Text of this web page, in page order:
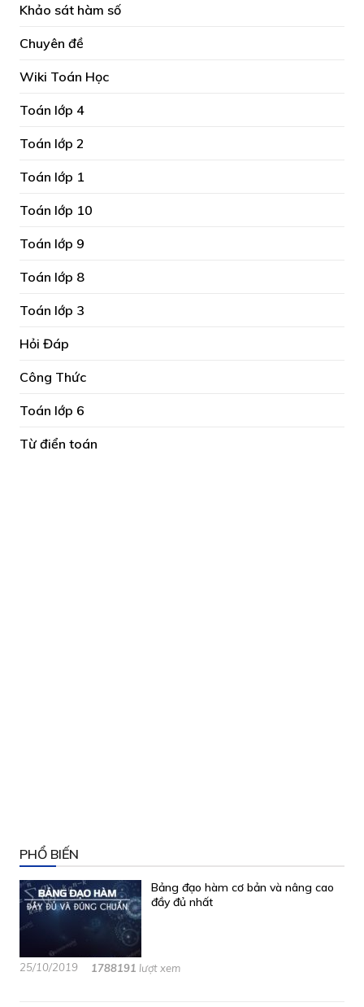
Khảo sát hàm số
Chuyên đề
Wiki Toán Học
Toán lớp 4
Toán lớp 2
Toán lớp 1
Toán lớp 10
Toán lớp 9
Toán lớp 8
Toán lớp 3
Hỏi Đáp
Công Thức
Toán lớp 6
Từ điển toán
PHỔ BIẾN
Bảng đạo hàm cơ bản và nâng cao
đầy đủ nhất
25/10/2019 1788191 lượt xem